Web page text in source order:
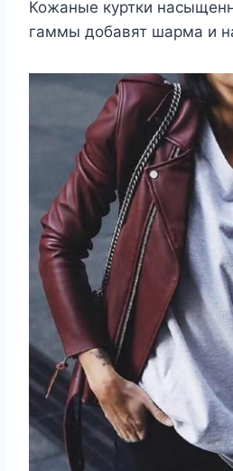
Кожаные куртки
гаммы добавят шарма и